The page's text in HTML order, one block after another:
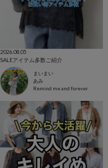
2026.08.05
SALEアイテム多数ご紹介
まいまい
あみ
Remind me and forever